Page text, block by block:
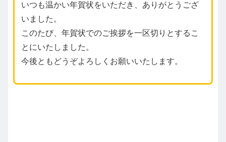
いつも温かい年賀状をいただき、ありがとうござ
いました。
このたび、年賀状でのご挨拶を一区切りとするこ
とにいたしました。
今後ともどうぞよろしくお願いいたします。